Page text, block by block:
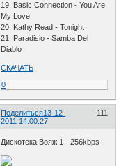
19. Basic Connection - You Are
My Love
20. Kathy Read - Tonight
21. Paradisio - Samba Del
Diablo
СКАЧАТЬ
0
Поделиться 111
13-12-
2011 14:00:27
Дискотека Вояж 1 - 256kbps